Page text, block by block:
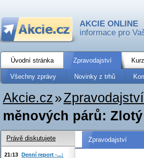
AKCIE ONLINE
informace pro
Úvodní stránka Zpravodajství
Všechny zprávy Novinky z trhů
Akcie.cz»Zpravodajství
měnových párů:
Zpravodajství
Právě diskutujete
21:13 Denní report -...: